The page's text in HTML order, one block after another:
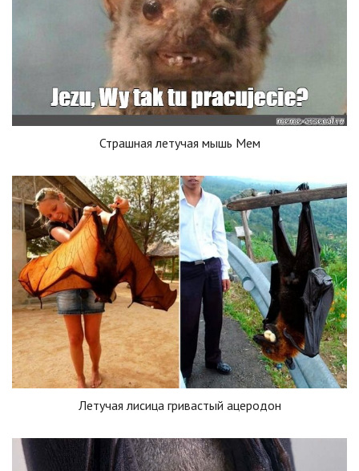
Страшная летучая мышь Мем
Летучая лисица гривастый ацеродон